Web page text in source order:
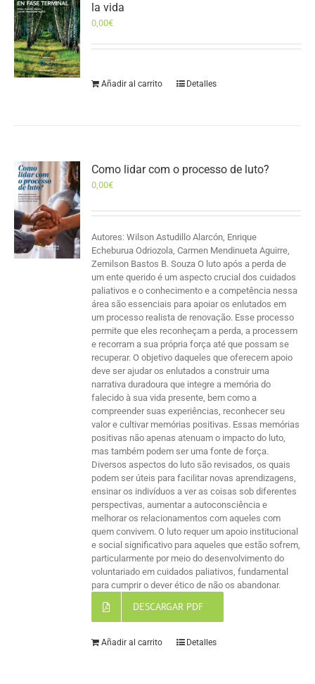
la vida
0,00€
Añadir al carrito Detalles
Como lidar com o processo de luto?
0,00€
Autores: Wilson Astudillo Alarcón, Enrique
Echeburua Odriozola, Carmen Mendinueta Aguirre,
Zemilson Bastos B. Souza O luto após a perda de
um ente querido é um aspecto crucial dos cuidados
paliativos e o conhecimento e a competência nessa
área são essenciais para apoiar os enlutados em
um processo realista de renovação. Esse processo
permite que eles reconheçam a perda, a processem
e recorram a sua própria força até que possam se
recuperar. O objetivo daqueles que oferecem apoio
deve ser ajudar os enlutados a construir uma
narrativa duradoura que integre a memória do
falecido à sua vida presente, bem como a
compreender suas experiências, reconhecer seu
valor e cultivar memórias positivas. Essas memórias
positivas não apenas atenuam o impacto do luto,
mas também podem ser uma fonte de força.
Diversos aspectos do luto são revisados, os quais
podem ser úteis para facilitar novas aprendizagens,
ensinar os indivíduos a ver as coisas sob diferentes
perspectivas, aumentar a autoconsciência e
melhorar os relacionamentos com aqueles com
quem convivem. O luto requer um apoio institucional
e social significativo para aqueles que estão sofrem,
particularmente por meio do desenvolvimento do
voluntariado em cuidados paliativos, fundamental
para cumprir o dever ético de não os abandonar.
DESCARGAR PDF
Añadir al carrito Detalles